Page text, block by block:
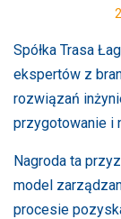
Spółka Trasa
ekspertów z
rozwiązań
przygotowanie i
Nagroda ta
model
procesie